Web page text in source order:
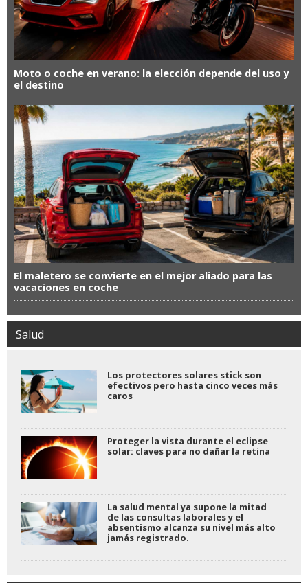
Moto o coche en verano: la elección depende del uso y
el destino
El maletero se convierte en el mejor aliado para las
vacaciones en coche
Salud
Los protectores solares stick son
efectivos pero hasta cinco veces más
caros
Proteger la vista durante el eclipse
solar: claves para no dañar la retina
La salud mental ya supone la mitad
de las consultas laborales y el
absentismo alcanza su nivel más alto
jamás registrado.